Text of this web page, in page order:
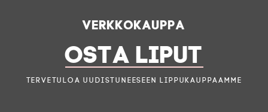
Verkkokauppa
OSTA LIPUT
Tervetuloa uudistuneeseen lippukauppaamme